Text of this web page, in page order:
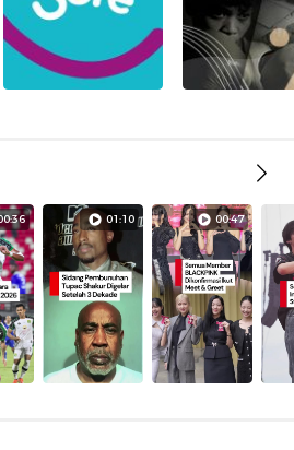
01:10 00:47